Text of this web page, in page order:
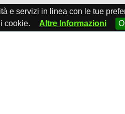
e servizi in linea con le tue
cookie.
Altre Informazioni